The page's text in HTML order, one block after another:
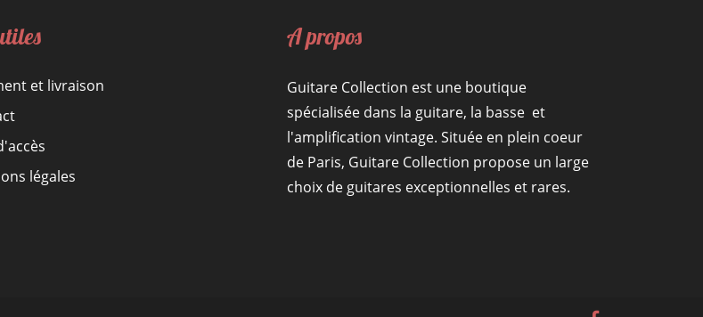
et livraison
légales
A propos
Guitare Collection est une boutique
spécialisée dans la guitare, la basse et
l'amplification vintage. Située en plein coeur
de Paris, Guitare Collection propose un large
choix de guitares exceptionnelles et rares.